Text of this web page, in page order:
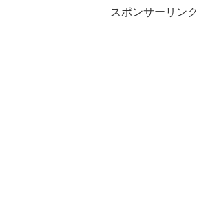
スポンサーリンク